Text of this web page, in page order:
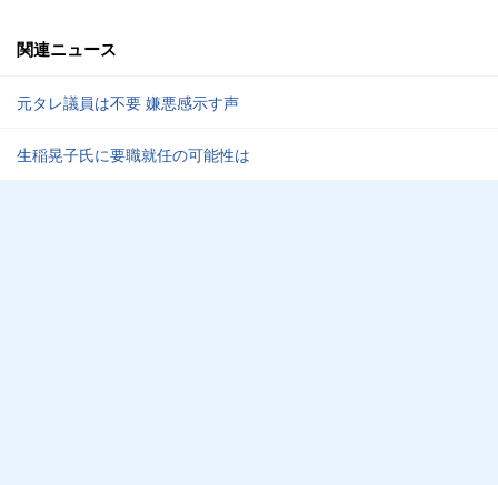
関連ニュース
元タレ議員は不要 嫌悪感示す声
生稲晃子氏に要職就任の可能性は